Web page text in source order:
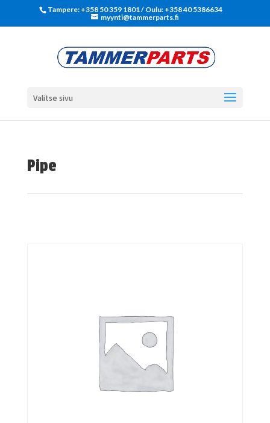
Tampere: +358 50 359 1801‬ / Oulu: +358 40 5386634
myynti@tammerparts.fi
Valitse sivu
Pipe